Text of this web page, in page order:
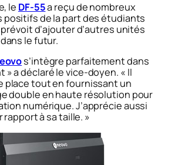
le DF-55a reçu de nombreux
positifs de la part des étudiants
d’ajouter d’autres unités
le futur.
s’intègre parfaitement dans
» a déclaré le vice-doyen. « Il
place tout en fournissant un
double en haute résolution pour
numérique. J’apprécie aussi
à sa taille. »